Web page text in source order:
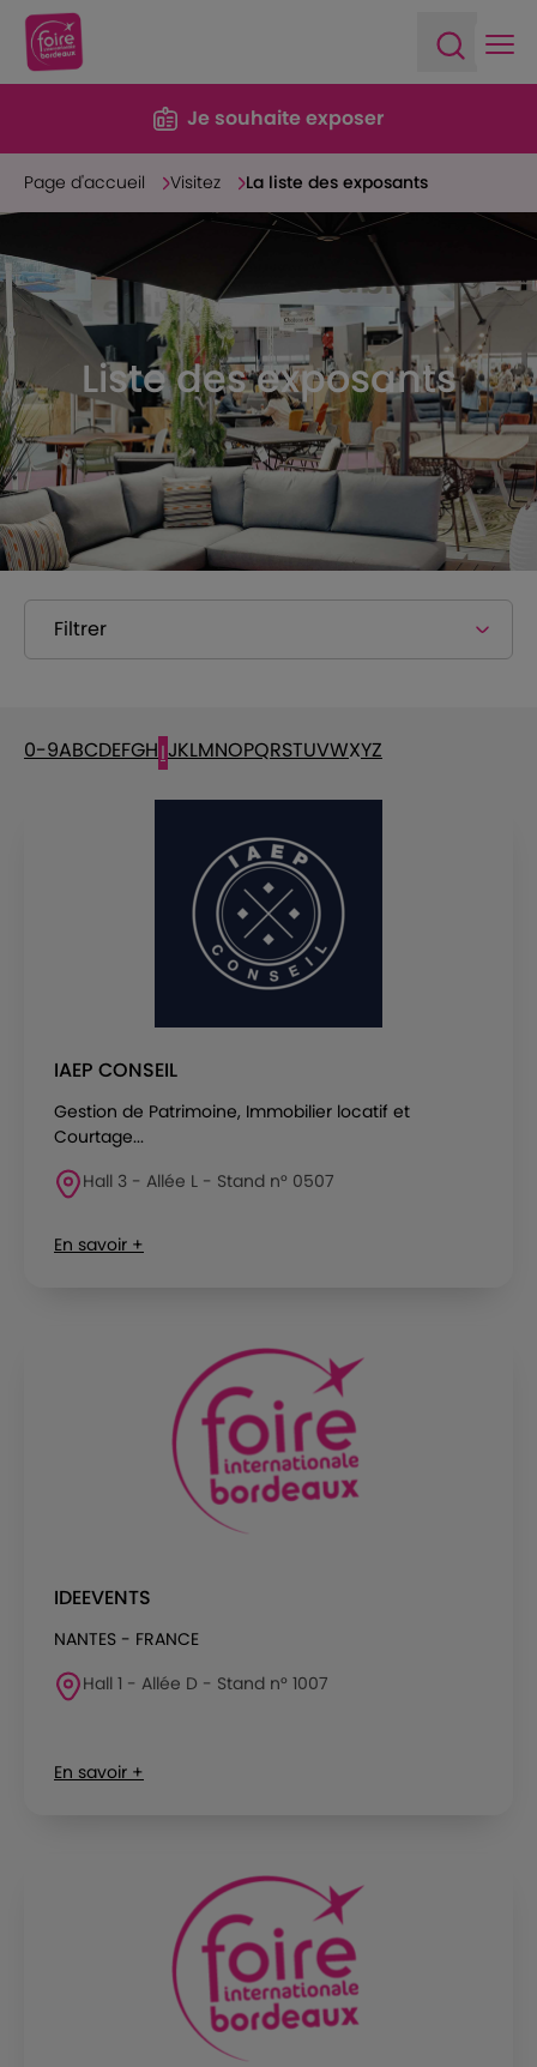
Je souhaite exposer
Page d'accueil Visitez La liste des exposants
Liste des exposants
Filtrer
0-9ABCDEFGHIJKLMNOPQRSTUVWXYZ
IAEP CONSEIL
Gestion de Patrimoine, Immobilier locatif et
Courtage...
Hall 3 - Allée L - Stand n° 0507
En savoir +
IDEEVENTS
NANTES - FRANCE
Hall 1 - Allée D - Stand n° 1007
En savoir +